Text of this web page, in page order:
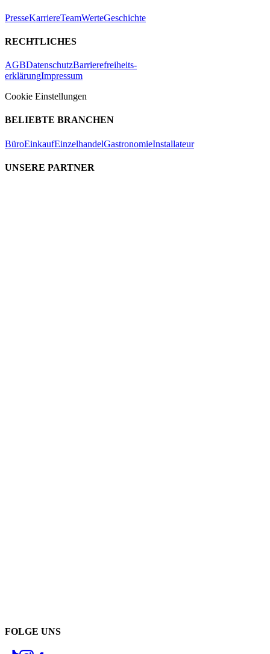
PresseKarriereTeamWerteGeschichte
RECHTLICHES
AGBDatenschutzBarrierefreiheits-
erklärungImpressum
Cookie Einstellungen
BELIEBTE BRANCHEN
BüroEinkaufEinzelhandelGastronomieInstallateur
UNSERE PARTNER
FOLGE UNS